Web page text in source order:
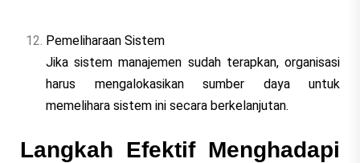
Pemeliharaan Sistem
Jika sistem manajemen sudah terapkan, organisasi
harus mengalokasikan sumber daya untuk
memelihara sistem ini secara berkelanjutan.
Langkah Efektif Menghadapi